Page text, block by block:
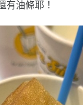
有油條耶！